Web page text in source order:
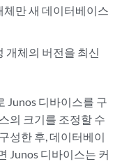
만 새 데이터베이스
개체의 버전을 최신
Junos 디바이스를 구
의 크기를 조정할 수
성한 후, 데이터베이
Junos 디바이스는 커